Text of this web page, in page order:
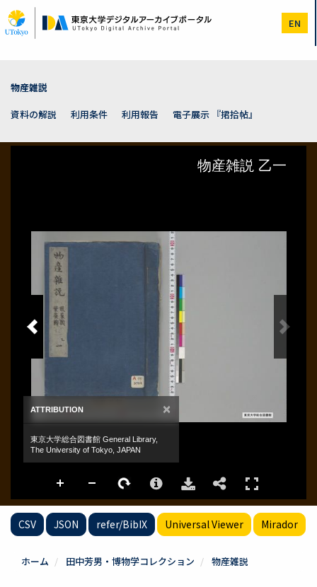
イ
ン
EN
物産雑説
資料の解説
利用条件 利用報告 電子展示 『捃拾帖』
CSV JSON refer/BibIX Universal Viewer Mirador
ホーム 田中芳男・博物学コレクション 物産雑説